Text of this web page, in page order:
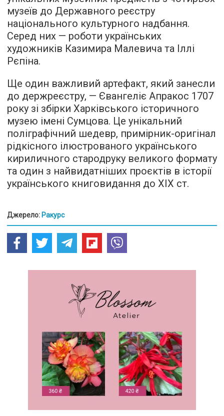
музеїв до Державного реєстру
національного культурного надбання.
Серед них — роботи українських
художників Казимира Малевича та Іллі
Рєпіна.
Ще один важливий артефакт, який занесли
до держреєстру, — Євангеліє Апракос 1707
року зі збірки Харківського історичного
музею імені Сумцова. Це унікальний
поліграфічний шедевр, примірник-оригінал
рідкісного ілюстрованого українського
кириличного стародруку великого формату
та один з найвидатніших проєктів в історії
українського книговидання до ХІХ ст.
Джерело: Ракурс